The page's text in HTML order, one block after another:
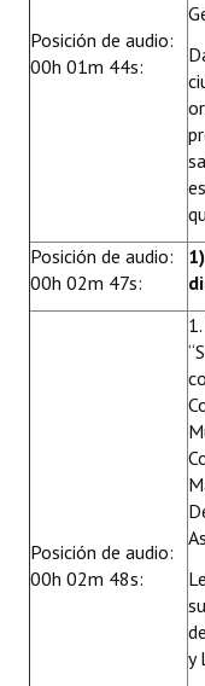
Premio al Mérito -
Audiencias Públicas
Mujeres que
Periodistas Decanos
Ciudadano Ilustre -
Banca del Vecino -
Huéspedes de
Antiguos
Reconocimientos -
Bariloche,
Entrega de
REFORMA DE LA
Posición de audio:
00h 01m 44s:
Posición de audio:
00h 02m 47s:
Posición de audio:
00h 02m 48s:
y